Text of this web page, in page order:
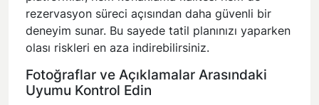
rezervasyon süreci açısından daha güvenli bir
deneyim sunar. Bu sayede tatil planınızı yaparken
olası riskleri en aza indirebilirsiniz.
Fotoğraflar ve Açıklamalar Arasındaki
Uyumu Kontrol Edin